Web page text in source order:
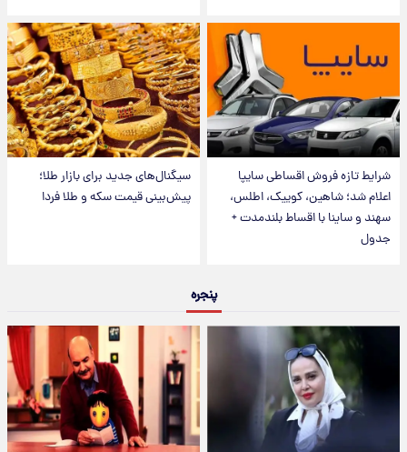
شرایط تازه فروش اقساطی سایپا
اعلام شد؛ شاهین، کوییک، اطلس،
سهند و ساینا با اقساط بلندمدت +
جدول
سیگنال‌های جدید برای بازار طلا؛
پیش‌بینی قیمت سکه و طلا فردا
پنجره